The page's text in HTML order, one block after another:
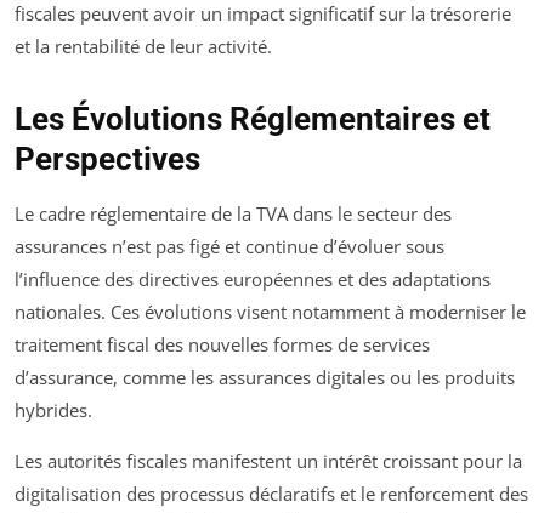
fiscales peuvent avoir un impact significatif sur la trésorerie
et la rentabilité de leur activité.
Les Évolutions Réglementaires et
Perspectives
Le cadre réglementaire de la TVA dans le secteur des
assurances n’est pas figé et continue d’évoluer sous
l’influence des directives européennes et des adaptations
nationales. Ces évolutions visent notamment à moderniser le
traitement fiscal des nouvelles formes de services
d’assurance, comme les assurances digitales ou les produits
hybrides.
Les autorités fiscales manifestent un intérêt croissant pour la
digitalisation des processus déclaratifs et le renforcement des